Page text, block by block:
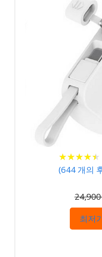
★★★★★
★★★★★
(644개의
최저